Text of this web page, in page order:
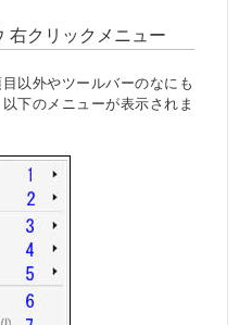
右クリックメニュー
以外やツールバーのなにも
下のメニューが表示されま